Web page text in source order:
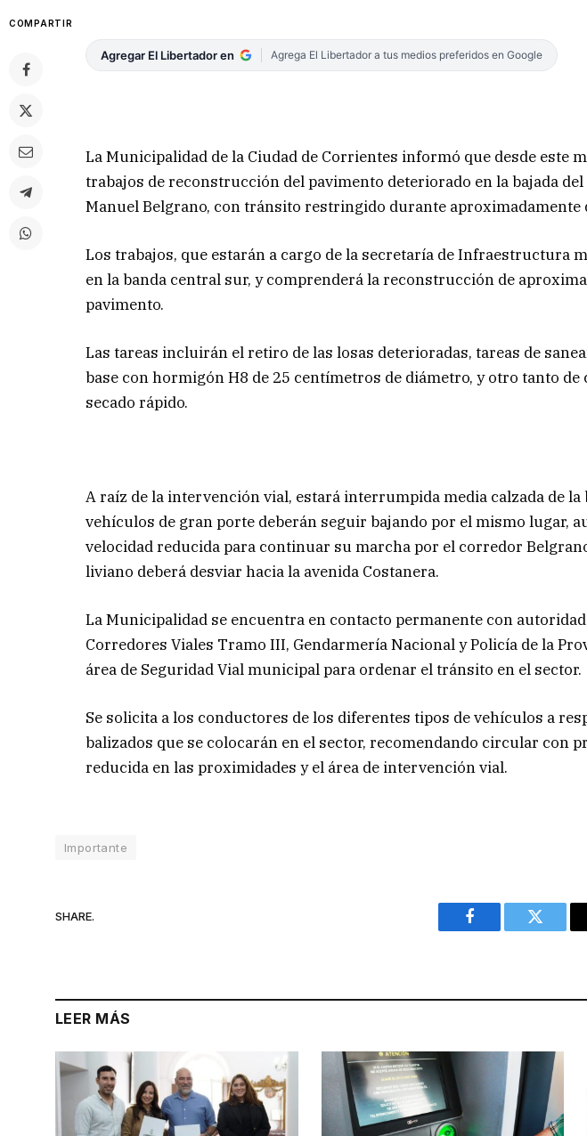
COMPARTIR
Agregar El Libertador en Agrega El Libertador a tus medios preferidos en Google
La Municipalidad de la Ciudad de Corrientes informó que desde este
trabajos de reconstrucción del pavimento deteriorado en la bajada
Manuel Belgrano, con tránsito restringido durante aproximadamente
Los trabajos, que estarán a cargo de la secretaría de Infraestructura
en la banda central sur, y comprenderá la reconstrucción de
pavimento.
Las tareas incluirán el retiro de las losas deterioradas, tareas de
base con hormigón H8 de 25 centímetros de diámetro, y otro tanto
secado rápido.
A raíz de la intervención vial, estará interrumpida media calzada de la
vehículos de gran porte deberán seguir bajando por el mismo lugar,
velocidad reducida para continuar su marcha por el corredor
liviano deberá desviar hacia la avenida Costanera.
La Municipalidad se encuentra en contacto permanente con
Corredores Viales Tramo III, Gendarmería Nacional y Policía de la
área de Seguridad Vial municipal para ordenar el tránsito en el sector.
Se solicita a los conductores de los diferentes tipos de vehículos a
balizados que se colocarán en el sector, recomendando circular con
reducida en las proximidades y el área de intervención vial.
Importante
SHARE.
Facebook Twitter
LEER MÁS